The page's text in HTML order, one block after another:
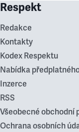
Respekt
Redakce
Kontakty
Kodex Respektu
Nabídka
Inzerce
RSS
Všeobecné obchodní
Ochrana osobních